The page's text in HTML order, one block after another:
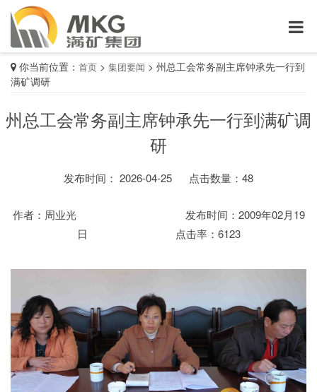
你当前位置： 首页 > 集团要闻 > 州总工会常务副主席钟承先一行到
满矿调研
州总工会常务副主席钟承先一行到满矿调
研
发布时间： 2026-04-25 点击数量： 48
作者：周业光 发布时间：2009年02月19
日 点击率：6123